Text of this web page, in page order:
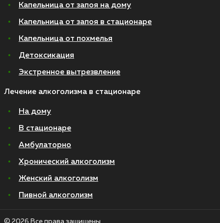
Капельница от запоя на дому
Капельница от запоя в стационаре
Капельница от похмелья
Детоксикация
Экстренное вытрезвление
Лечение алкоголизма в стационаре
На дому
В стационаре
Амбулаторно
Хронический алкоголизм
Женский алкоголизм
Пивной алкоголизм
© 2026 Все права защищены